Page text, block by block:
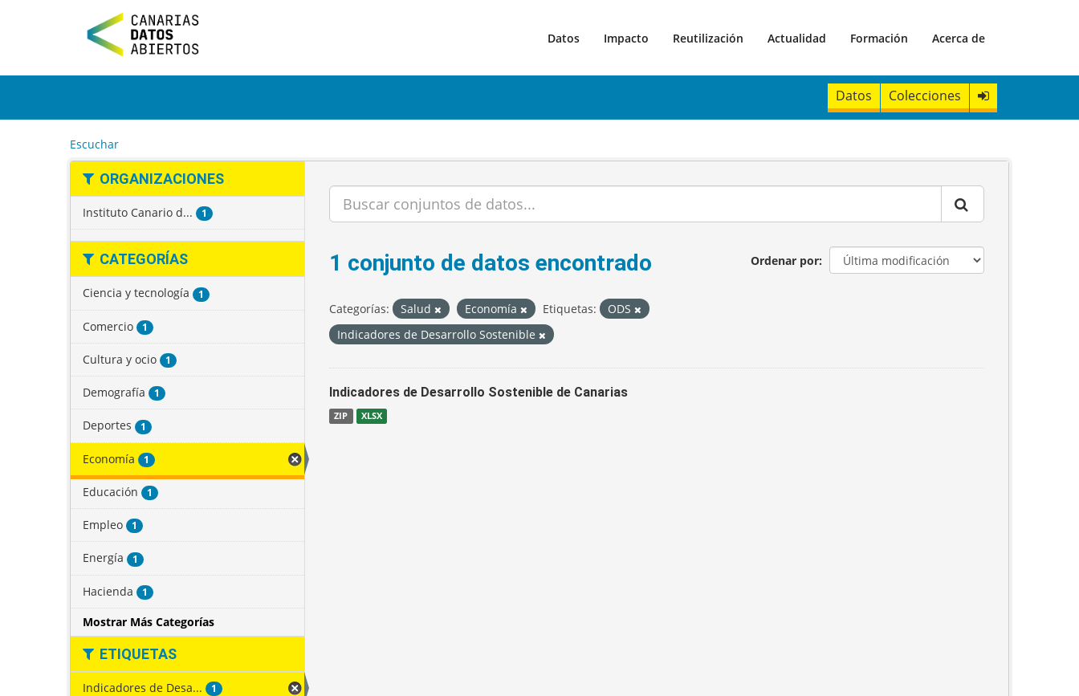
t
Datos Impacto Reutilización Actualidad Formación Acerca de
Datos Colecciones
Escuchar
ORGANIZACIONES
Instituto Canario d... 1
CATEGORÍAS
Ciencia y tecnología 1
Comercio 1
Cultura y ocio 1
Demografía 1
Deportes 1
Economía 1
Educación 1
Empleo 1
Energía 1
Hacienda 1
Mostrar Más Categorías
ETIQUETAS
Indicadores de Desa... 1
Ordenar por
1 conjunto de datos encontrado
Categorías: Salud Economía Etiquetas:
ODS
Indicadores de Desarrollo Sostenible
Indicadores de Desarrollo Sostenible de Canarias
ZIP XLSX